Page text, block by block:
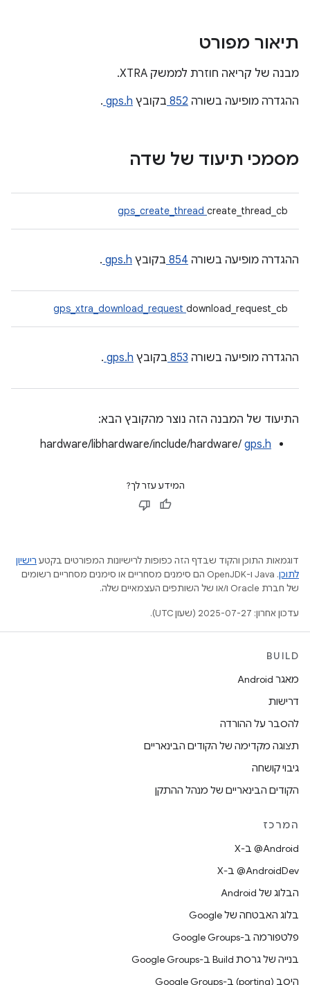
תיאור מפורט
מבנה של קריאה חוזרת לממשק XTRA.
ההגדרה מופיעה בשורה 852 בקובץ gps.h
.
מסמכי תיעוד של שדה
gps_create_thread create_thread_cb
ההגדרה מופיעה בשורה 854 בקובץ gps.h
.
gps_xtra_download_request download_request_cb
ההגדרה מופיעה בשורה 853 בקובץ gps.h
.
התיעוד של המבנה הזה נוצר מהקובץ הבא:
hardware/libhardware/include/hardware/ gps.h
המידע עזר לך?
דוגמאות התוכן והקוד שבדף הזה כפופות לרישיונות המפורטים בקטע רישיון
לתוכן
.‏ Java ו-OpenJDK הם סימנים מסחריים או סימנים מסחריים רשומים
של חברת Oracle ו/או של השותפים העצמאיים שלה.
עדכון אחרון: 2025-07-27 (שעון UTC).
BUILD
מאגר Android
דרישות
להסבר על ההורדה
תצוגה מקדימה של הקודים הבינאריים
גיבוי קושחה
הקודים הבינאריים של מנהל ההתקן
המרכז
‫‎@Android ב-X
‫‎@AndroidDev ב-X
הבלוג של Android
בלוג האבטחה של Google
פלטפורמה ב-Google Groups
בנייה של גרסת Build ב-Google Groups
היסב (porting) ב-Google Groups